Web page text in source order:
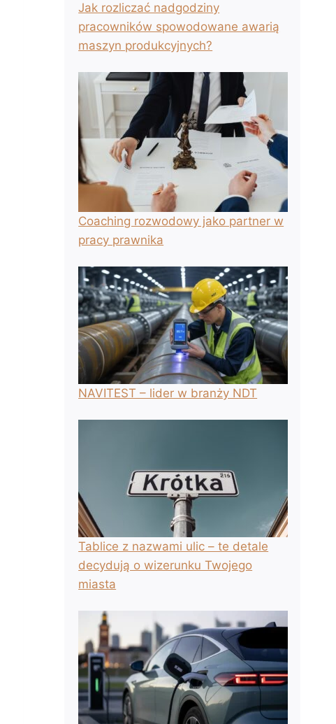
Jak rozliczać nadgodziny
pracowników spowodowane awarią
maszyn produkcyjnych?
Coaching rozwodowy jako partner w
pracy prawnika
NAVITEST – lider w branży NDT
Tablice z nazwami ulic – te detale
decydują o wizerunku Twojego
miasta